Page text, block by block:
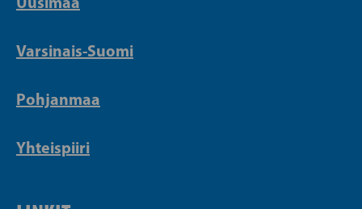
Varsinais-Suomi
Pohjanmaa
Yhteispiiri